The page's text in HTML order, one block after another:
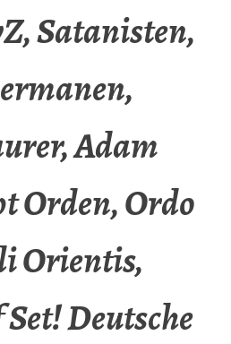
Satanisten,
Adam
Orden, Ordo
Orientis,
Deutsche